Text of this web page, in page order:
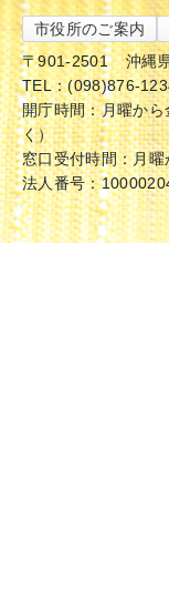
市役所のご案内
〒901-2501
沖縄
TEL：(098)876-
開庁時間：月曜か
く）
窓口受付時間：月
法人番号：